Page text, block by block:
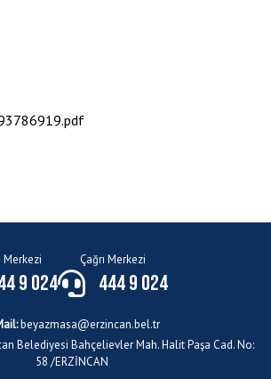
9 024
Çağrı Merkezi
444 9 024
beyazmasa@erzincan.bel.tr
Belediyesi Bahçelievler Mah. Halit Paşa Cad. No:
58 /ERZİNCAN